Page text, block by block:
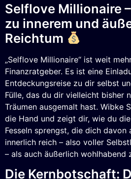
Selflove Millionaire
zu innerem und
Reichtum
„Selflove Millionaire“ ist weit
Finanzratgeber. Es ist eine
Entdeckungsreise zu dir selbst
Fülle, das du dir vielleicht bisher
Träumen ausgemalt hast. Wibke
die Hand und zeigt dir, wie du
Fesseln sprengst, die dich davon
innerlich reich – also voller
– als auch äußerlich wohlhabend
Die Kernbotschaft: